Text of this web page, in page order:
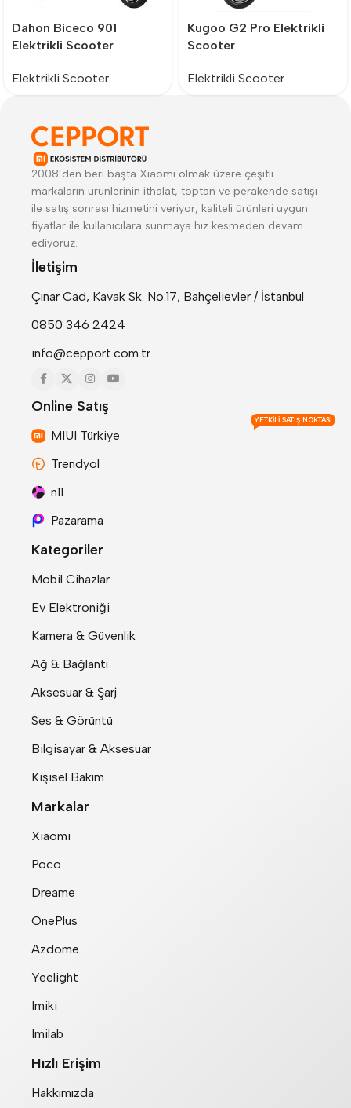
Dahon Biceco 901
Elektrikli Scooter
Elektrikli Scooter
Kugoo G2 Pro Elektrikli
Scooter
Elektrikli Scooter
2008’den beri başta Xiaomi olmak üzere çeşitli
markaların ürünlerinin ithalat, toptan ve perakende satışı
ile satış sonrası hizmetini veriyor, kaliteli ürünleri uygun
fiyatlar ile kullanıcılara sunmaya hız kesmeden devam
ediyoruz.
İletişim
Çınar Cad, Kavak Sk. No:17, Bahçelievler / İstanbul
0850 346 2424
info@cepport.com.tr
Online Satış
MIUI Türkiye
YETKILI SATIŞ NOKTASI
Trendyol
n11
Pazarama
Kategoriler
Mobil Cihazlar
Ev Elektroniği
Kamera & Güvenlik
Ağ & Bağlantı
Aksesuar & Şarj
Ses & Görüntü
Bilgisayar & Aksesuar
Kişisel Bakım
Markalar
Xiaomi
Poco
Dreame
OnePlus
Azdome
Yeelight
Imiki
Imilab
Hızlı Erişim
Hakkımızda